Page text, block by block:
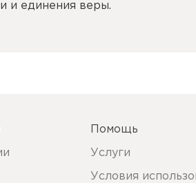
и единения веры.
Помощь
Услуги
Условия